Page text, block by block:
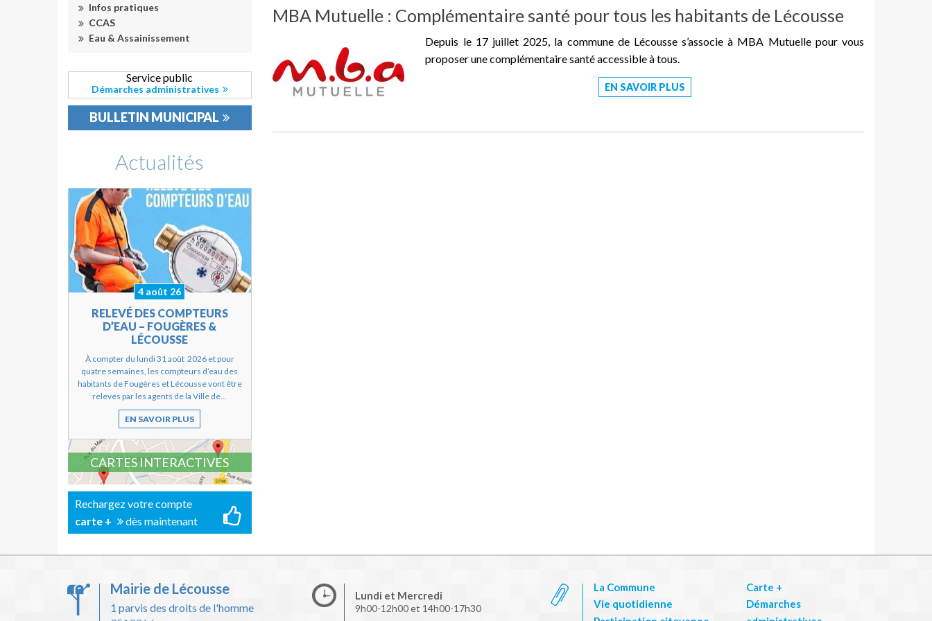
Infos pratiques
CCAS
Eau & Assainissement
Service public
Démarches administratives
BULLETIN MUNICIPAL
Actualités
4 août 26
RELEVÉ DES COMPTEURS
D’EAU – FOUGÈRES &
LÉCOUSSE
À compter du lundi 31 août 2026 et pour
quatre semaines, les compteurs d’eau des
habitants de Fougères et Lécousse vont être
relevés par les agents de la Ville de...
EN SAVOIR PLUS
CARTES INTERACTIVES
Rechargez votre compte
carte +
dès maintenant
MBA Mutuelle : Complémentaire santé pour tous les habitants de Lécousse
Depuis le 17 juillet 2025, la commune de Lécousse s’associe à MBA Mutuelle pour vous
proposer une complémentaire santé accessible à tous.
EN SAVOIR PLUS
Mairie de Lécousse
1 parvis des droits de l'homme
Lundi et Mercredi
9h00-12h00 et 14h00-17h30
La Commune
Vie quotidienne
Carte +
Démarches